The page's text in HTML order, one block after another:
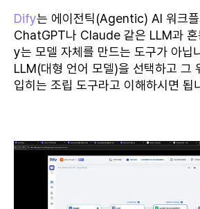
Dify는 에이전틱(Agentic) AI 워크플
ChatGPT나 Claude 같은 LLM과 혼
y는 모델 자체를 만드는 도구가 아닙
LLM(대형 언어 모델)을 선택하고 그
입히는 조립 도구라고 이해하시면 됩